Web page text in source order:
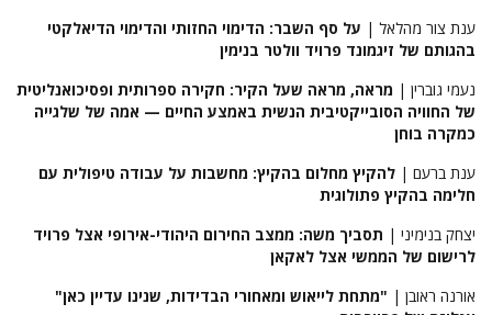
ענת צור מהלאל | על סף השבר: הדימוי החזותי והדימוי הדיאלקטי
בהגותם של זיגמונד פרויד וולטר בנימין
נעמי גוברין | מראה, מראה שעל הקיר: חקירה ספרותית ופסיכואנליטית
של החוויה הסובייקטיבית הנשית באמצע החיים — אמה של שלגייה
כמקרה בוחן
ענת ברעם | להקיץ מחלום בהקיץ: מחשבות על עבודה טיפולית עם
חלימה בהקיץ פתולוגית
יצחק בנימיני | תסביך משה: ממצב החירום היהודי-אירופי אצל פרויד
לרישום של הממשי אצל לאקאן
אורנה ראובן | "מתחת לייאוש ומאחורי הבדידות, שנינו עדיין כאן"